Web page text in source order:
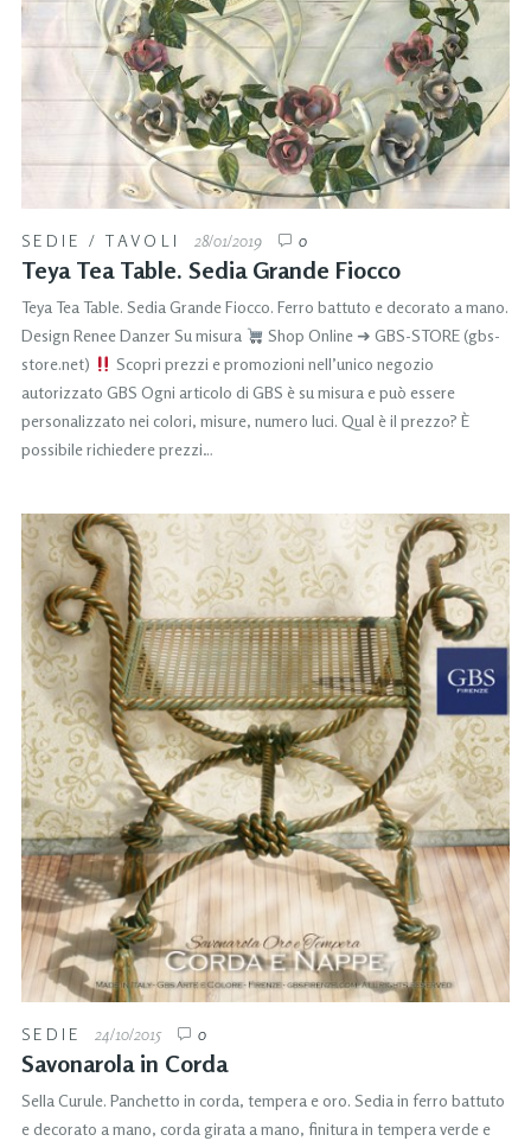
SEDIE /TAVOLI 28/01/2019 0
Teya Tea Table. Sedia Grande Fiocco
Teya Tea Table. Sedia Grande Fiocco. Ferro battuto e decorato a mano.
Design Renee Danzer Su misura
Shop Online ➜ GBS-STORE (gbs-
store.net)
Scopri prezzi e promozioni nell’unico negozio
autorizzato GBS Ogni articolo di GBS è su misura e può essere
personalizzato nei colori, misure, numero luci. Qual è il prezzo? È
possibile richiedere prezzi…
SEDIE 24/10/2015 0
Savonarola in Corda
Sella Curule. Panchetto in corda, tempera e oro. Sedia in ferro battuto
e decorato a mano, corda girata a mano, finitura in tempera verde e